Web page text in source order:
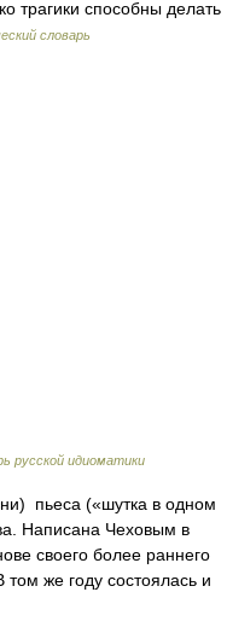
трагики способны делать
словарь
русской идиоматики
пьеса («шутка в одном
Написана Чеховым в
своего более раннего
же году состоялась и